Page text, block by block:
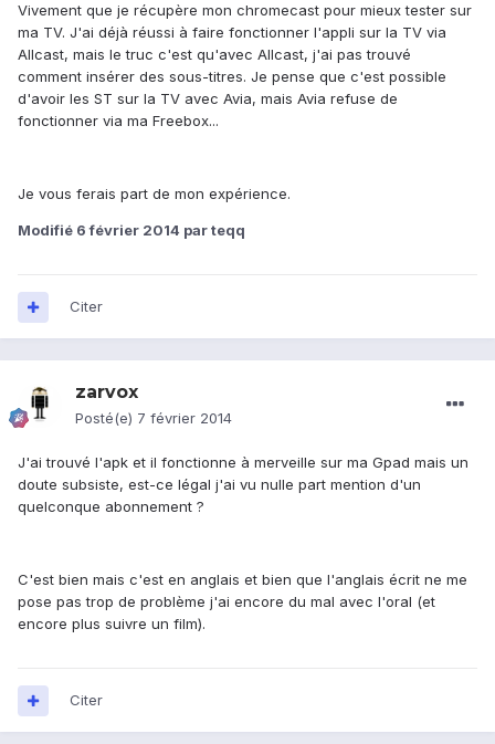
Vivement que je récupère mon chromecast pour mieux tester sur
ma TV. J'ai déjà réussi à faire fonctionner l'appli sur la TV via
Allcast, mais le truc c'est qu'avec Allcast, j'ai pas trouvé
comment insérer des sous-titres. Je pense que c'est possible
d'avoir les ST sur la TV avec Avia, mais Avia refuse de
fonctionner via ma Freebox...
Je vous ferais part de mon expérience.
Modifié 6 février 2014 par teqq
Citer
zarvox
Posté(e) 7 février 2014
J'ai trouvé l'apk et il fonctionne à merveille sur ma Gpad mais un
doute subsiste, est-ce légal j'ai vu nulle part mention d'un
quelconque abonnement ?
C'est bien mais c'est en anglais et bien que l'anglais écrit ne me
pose pas trop de problème j'ai encore du mal avec l'oral (et
encore plus suivre un film).
Citer